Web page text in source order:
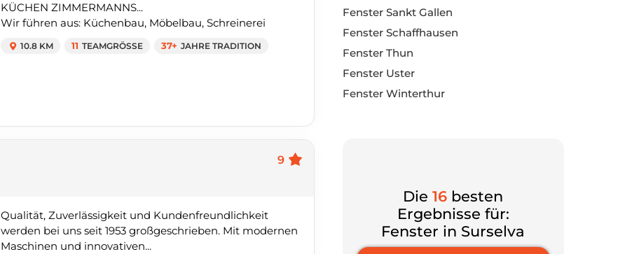
KÜCHEN ZIMMERMANNS...
Wir führen aus: Küchenbau, Möbelbau, Schreinerei
10.8 KM 11 TEAMGRÖSSE 37+ JAHRE TRADITION
9
Qualität, Zuverlässigkeit und Kundenfreundlichkeit
werden bei uns seit 1953 großgeschrieben. Mit modernen
Maschinen und innovativen...
Fenster Sankt Gallen
Fenster Schaffhausen
Fenster Thun
Fenster Uster
Fenster Winterthur
Die16 besten
Ergebnisse für:
Fenster in Surselva